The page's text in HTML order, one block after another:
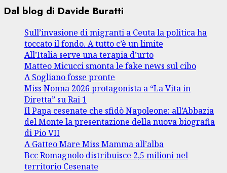
Dal blog di Davide Buratti
Sull’invasione di migranti a Ceuta la politica ha
toccato il fondo. A tutto c’è un limite
All’Italia serve una terapia d’urto
Matteo Micucci smonta le fake news sul cibo
A Sogliano fosse pronte
Miss Nonna 2026 protagonista a “La Vita in
Diretta” su Rai 1
Il Papa cesenate che sfidò Napoleone: all’Abbazia
del Monte la presentazione della nuova biografia
di Pio VII
A Gatteo Mare Miss Mamma all’alba
Bcc Romagnolo distribuisce 2,5 milioni nel
territorio Cesenate